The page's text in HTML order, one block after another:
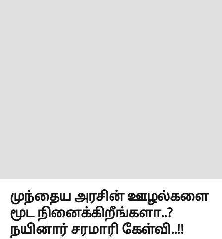
முந்தைய அரசின் ஊழல்களை
மூட நினைக்கிறீங்களா..?
நயினார் சரமாரி கேள்வி..!!